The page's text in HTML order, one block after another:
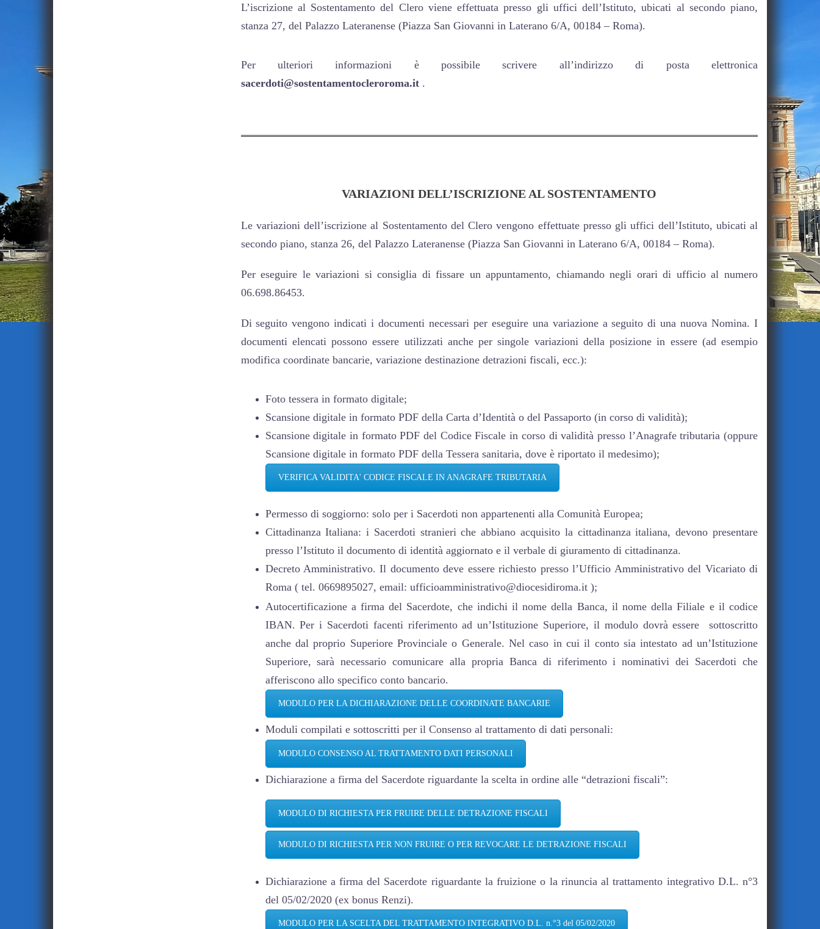
L’iscrizione al Sostentamento del Clero viene effettuata presso gli uffici dell’Istituto, ubicati al secondo piano,
stanza 27, del Palazzo Lateranense (Piazza San Giovanni in Laterano 6/A, 00184 – Roma).
Per ulteriori informazioni è possibile scrivere all’indirizzo di posta elettronica
sacerdoti@sostentamentocleroroma.it.
VARIAZIONI DELL’ISCRIZIONE AL SOSTENTAMENTO
Le variazioni dell’iscrizione al Sostentamento del Clero vengono effettuate presso gli uffici dell’Istituto, ubicati al
secondo piano, stanza 26, del Palazzo Lateranense (Piazza San Giovanni in Laterano 6/A, 00184 – Roma).
Per eseguire le variazioni si consiglia di fissare un appuntamento, chiamando negli orari di ufficio al numero
06.698.86453.
Di seguito vengono indicati i documenti necessari per eseguire una variazione a seguito di una nuova Nomina. I
documenti elencati possono essere utilizzati anche per singole variazioni della posizione in essere (ad esempio
modifica coordinate bancarie, variazione destinazione detrazioni fiscali, ecc.):
Foto tessera in formato digitale;
Scansione digitale in formato PDF della Carta d’Identità o del Passaporto (in corso di validità);
Scansione digitale in formato PDF del Codice Fiscale in corso di validità presso l’Anagrafe tributaria (oppure
Scansione digitale in formato PDF della Tessera sanitaria, dove è riportato il medesimo);
VERIFICA VALIDITA' CODICE FISCALE IN ANAGRAFE TRIBUTARIA
Permesso di soggiorno: solo per i Sacerdoti non appartenenti alla Comunità Europea;
Cittadinanza Italiana: i Sacerdoti stranieri che abbiano acquisito la cittadinanza italiana, devono presentare
presso l’Istituto il documento di identità aggiornato e il verbale di giuramento di cittadinanza.
Decreto Amministrativo. Il documento deve essere richiesto presso l’Ufficio Amministrativo del Vicariato di
Roma ( tel. 0669895027, email: ufficioamministrativo@diocesidiroma.it );
Autocertificazione a firma del Sacerdote, che indichi il nome della Banca, il nome della Filiale e il codice
IBAN. Per i Sacerdoti facenti riferimento ad un’Istituzione Superiore, il modulo dovrà essere sottoscritto
anche dal proprio Superiore Provinciale o Generale. Nel caso in cui il conto sia intestato ad un’Istituzione
Superiore, sarà necessario comunicare alla propria Banca di riferimento i nominativi dei Sacerdoti che
afferiscono allo specifico conto bancario.
MODULO PER LA DICHIARAZIONE DELLE COORDINATE BANCARIE
Moduli compilati e sottoscritti per il Consenso al trattamento di dati personali:
MODULO CONSENSO AL TRATTAMENTO DATI PERSONALI
Dichiarazione a firma del Sacerdote riguardante la scelta in ordine alle “detrazioni fiscali”:
MODULO DI RICHIESTA PER FRUIRE DELLE DETRAZIONE FISCALI
MODULO DI RICHIESTA PER NON FRUIRE O PER REVOCARE LE DETRAZIONE FISCALI
Dichiarazione a firma del Sacerdote riguardante la fruizione o la rinuncia al trattamento integrativo D.L. n°3
del 05/02/2020 (ex bonus Renzi).
MODULO PER LA SCELTA DEL TRATTAMENTO INTEGRATIVO D.L. n.°3 del 05/02/2020